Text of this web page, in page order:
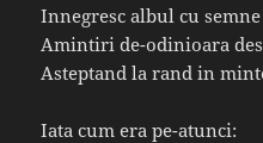
Innegresc albul cu
Amintiri de-odinioara
Asteptand la rand in
Iata cum era pe-atunci: